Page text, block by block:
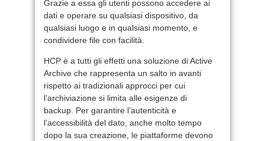
Grazie a essa gli utenti possono accedere ai
dati e operare su qualsiasi dispositivo, da
qualsiasi luogo e in qualsiasi momento, e
condividere file con facilità.
HCP è a tutti gli effetti una soluzione di Active
Archive che rappresenta un salto in avanti
rispetto ai tradizionali approcci per cui
l’archiviazione si limita alle esigenze di
backup. Per garantire l’autenticità e
l’accessibilità del dato, anche molto tempo
dopo la sua creazione, le piattaforme devono